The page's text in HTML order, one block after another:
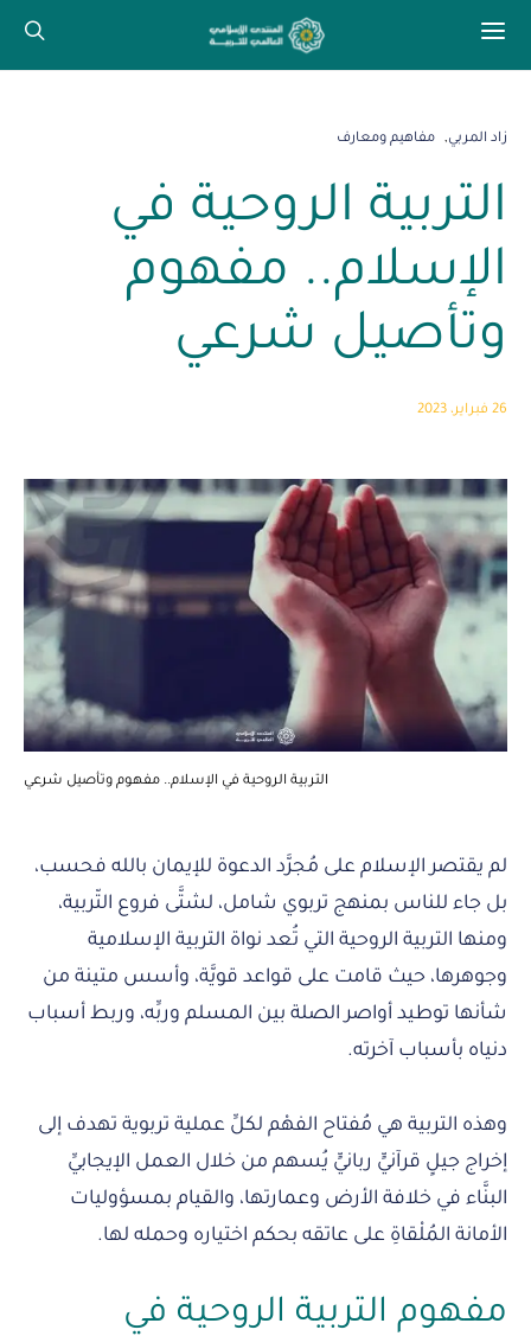
زاد المربي مفاهيم ومعارف
التربية الروحية في
الإسلام.. مفهوم
وتأصيل شرعي
26 فبراير، 2023
التربية الروحية في الإسلام.. مفهوم وتأصيل شرعي
لم يقتصر الإسلام على مُجرَّد الدعوة للإيمان بالله فحسب،
بل جاء للناس بمنهج تربوي شامل، لشتَّى فروع التّربية،
ومنها التربية الروحية التي تُعد نواة التربية الإسلامية
وجوهرها، حيث قامت على قواعد قويَّة، وأسس متينة من
شأنها توطيد أواصر الصلة بين المسلم وربِّه، وربط أسباب
دنياه بأسباب آخرته.
وهذه التربية هي مُفتاح الفهْم لكلِّ عملية تربوية تهدف إلى
إخراج جيلٍ قرآنيٍّ ربانيٍّ يُسهم من خلال العمل الإيجابيِّ
البنَّاء في خلافة الأرض وعمارتها، والقيام بمسؤوليات
الأمانة المُلْقاةِ على عاتقه بحكم اختياره وحمله لها.
مفهوم التربية الروحية في